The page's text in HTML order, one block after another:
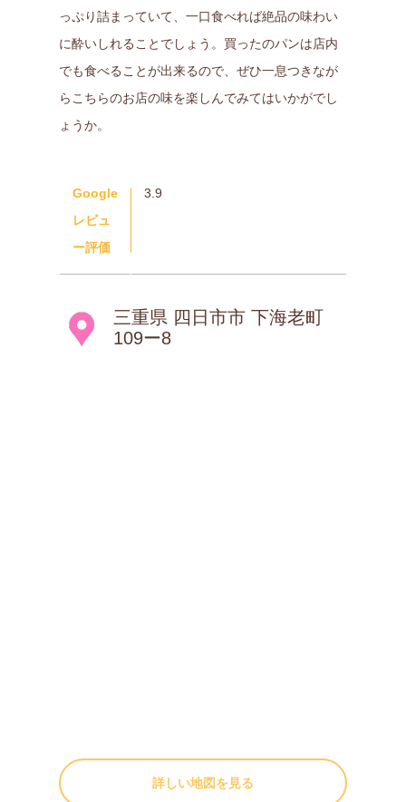
っぷり詰まっていて、一口食べれば絶品の味わい
に酔いしれることでしょう。買ったのパンは店内
でも食べることが出来るので、ぜひ一息つきなが
らこちらのお店の味を楽しんでみてはいかがでし
ょうか。
Google
レビュ
ー評価
3.9
三重県 四日市市 下海老町
109ー8
詳しい地図を見る